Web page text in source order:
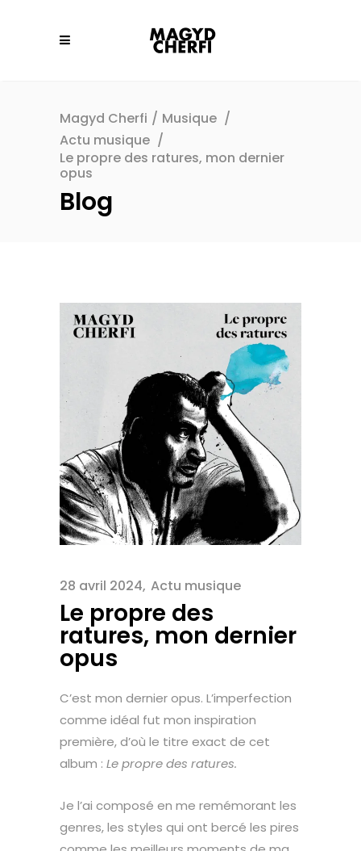
Magyd Cherfi / Musique /
Actu musique /
Le propre des ratures, mon dernier
opus
Blog
28 avril 2024 Actu musique
Le propre des
ratures, mon dernier
opus
C’est mon dernier opus. L’imperfection
comme idéal fut mon inspiration
première, d’où le titre exact de cet
album : Le propre des ratures.
Je l’ai composé en me remémorant les
genres, les styles qui ont bercé les pires